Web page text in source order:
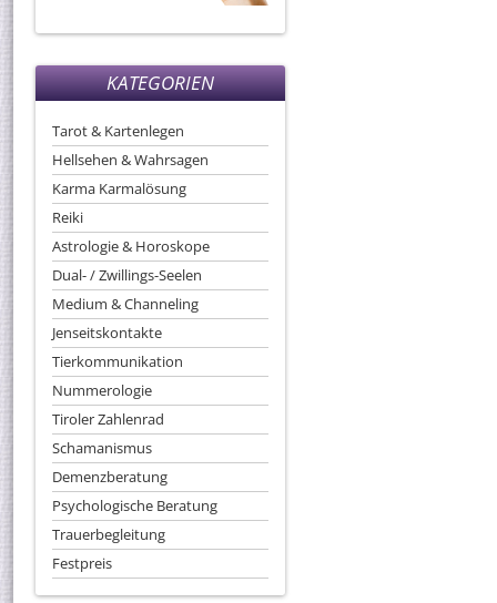
KATEGORIEN
Tarot & Kartenlegen
Hellsehen & Wahrsagen
Karma Karmalösung
Reiki
Astrologie & Horoskope
Dual- / Zwillings-Seelen
Medium & Channeling
Jenseitskontakte
Tierkommunikation
Nummerologie
Tiroler Zahlenrad
Schamanismus
Demenzberatung
Psychologische Beratung
Trauerbegleitung
Festpreis